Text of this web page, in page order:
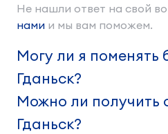
Не нашли ответ на свой
нами и мы вам поможем.
Могу ли я поменять
Гданьск?
Можно ли получить
Гданьск?